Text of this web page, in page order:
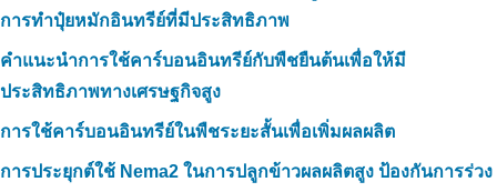
การทำปุ๋ยหมักอินทรีย์ที่มีประสิทธิภาพ
คำแนะนำการใช้คาร์บอนอินทรีย์กับพืชยืนต้นเพื่อให้มี
ประสิทธิภาพทางเศรษฐกิจสูง
การใช้คาร์บอนอินทรีย์ในพืชระยะสั้นเพื่อเพิ่มผลผลิต
การประยุกต์ใช้ Nema2 ในการปลูกข้าวผลผลิตสูง ป้องกันการร่วง